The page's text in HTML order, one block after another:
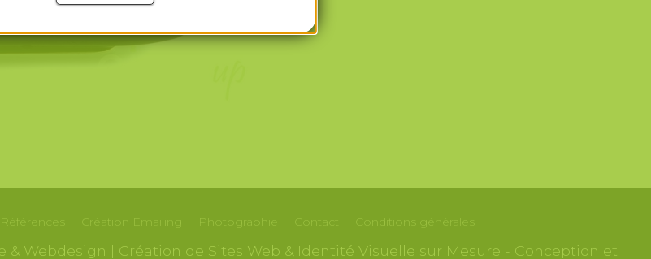
Références Création Emailing Photographie Contact Conditions générales
& Webdesign | Création de Sites Web & Identité Visuelle sur Mesure - Conception et